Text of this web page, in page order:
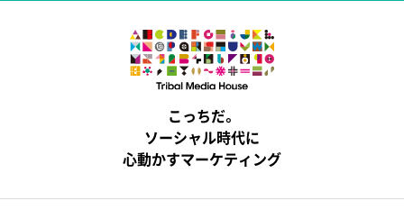
こっちだ。
ソーシャル時代に
心動かすマーケティング